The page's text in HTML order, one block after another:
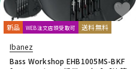
新品 WEB注文店頭受取可 送料無料
Ibanez
Bass Workshop EHB1005MS-BKF